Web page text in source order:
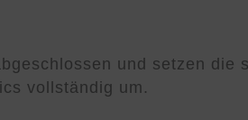
und setzen die
vollständig um.